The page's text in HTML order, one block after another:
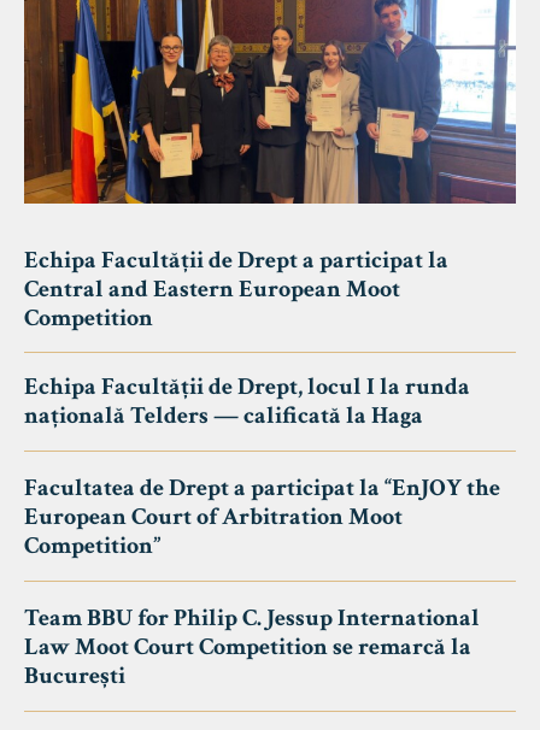
Echipa Facultății de Drept a participat la
Central and Eastern European Moot
Competition
Echipa Facultății de Drept, locul I la runda
națională Telders — calificată la Haga
Facultatea de Drept a participat la “EnJOY the
European Court of Arbitration Moot
Competition”
Team BBU for Philip C. Jessup International
Law Moot Court Competition se remarcă la
București